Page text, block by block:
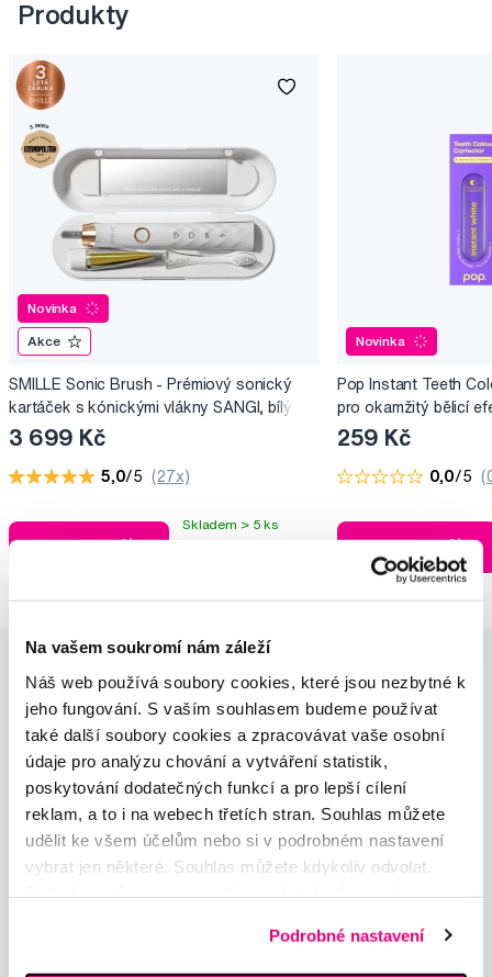
Na vašem soukromí nám záleží
Náš web používá soubory cookies, které jsou nezbytné k
jeho fungování. S vaším souhlasem budeme používat
také další soubory cookies a zpracovávat vaše osobní
údaje pro analýzu chování a vytváření statistik,
poskytování dodatečných funkcí a pro lepší cílení
reklam, a to i na webech třetích stran. Souhlas můžete
udělit ke všem účelům nebo si v podrobném nastavení
vybrat jen některé. Souhlas můžete kdykoliv odvolat.
Podrobné nastavení
Produkty
Novinka
Akce
SMILLE Sonic Brush - Prémiový sonický
kartáček s kónickými vlákny SANGI, bílý
3 699 Kč
5,0/5 (27x)
Skladem > 5 ks
Novinka
Pop Instant Teeth
pro okamžitý bělicí
259 Kč
0,0/5
Novinky a nabídky
Odebírat
Chci dostávat informace o novinkách a akčních nabídkách